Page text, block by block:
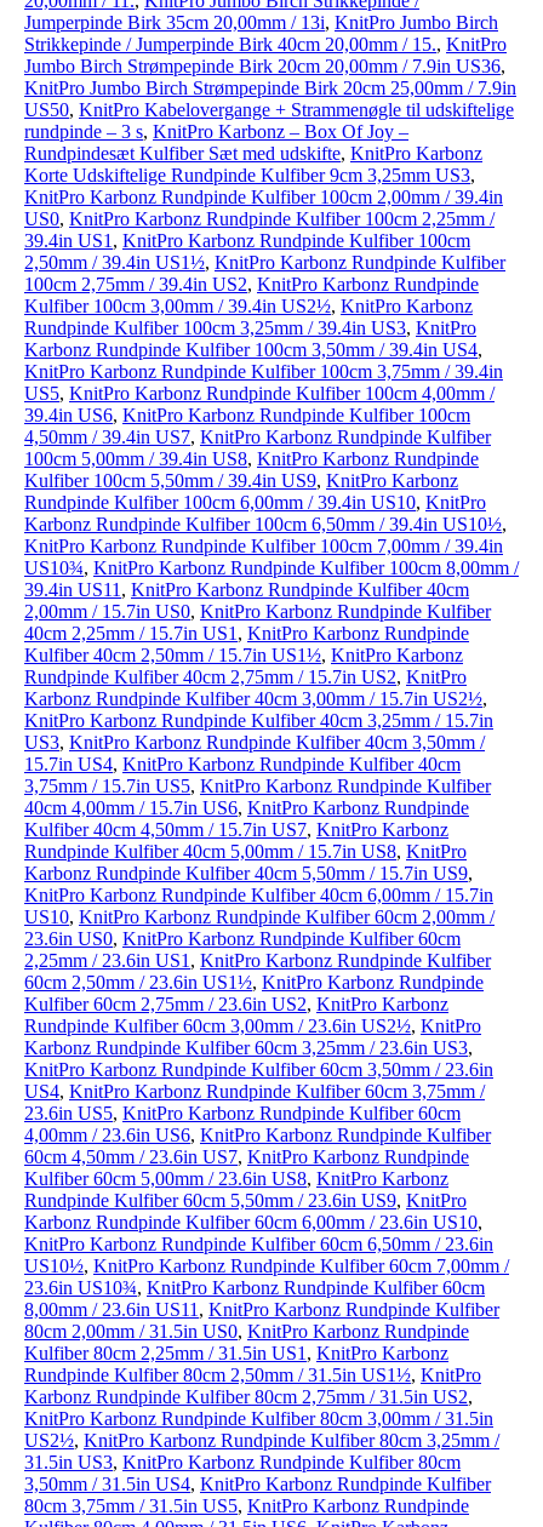
Jumperpinde Birk 35cm 20,00mm / 13i, KnitPro Jumbo Birch
Strikkepinde / Jumperpinde Birk 40cm 20,00mm / 15., KnitPro
Jumbo Birch Strømpepinde Birk 20cm 20,00mm / 7.9in US36,
KnitPro Jumbo Birch Strømpepinde Birk 20cm 25,00mm / 7.9in
US50, KnitPro Kabelovergange + Strammenøgle til udskiftelige
rundpinde – 3 s, KnitPro Karbonz – Box Of Joy –
Rundpindesæt Kulfiber Sæt med udskifte, KnitPro Karbonz
Korte Udskiftelige Rundpinde Kulfiber 9cm 3,25mm US3,
KnitPro Karbonz Rundpinde Kulfiber 100cm 2,00mm / 39.4in
US0, KnitPro Karbonz Rundpinde Kulfiber 100cm 2,25mm /
39.4in US1 , KnitPro Karbonz Rundpinde Kulfiber 100cm
2,50mm / 39.4in US1½, KnitPro Karbonz Rundpinde Kulfiber
100cm 2,75mm / 39.4in US2, KnitPro Karbonz Rundpinde
Kulfiber 100cm 3,00mm / 39.4in US2½, KnitPro Karbonz
Rundpinde Kulfiber 100cm 3,25mm / 39.4in US3, KnitPro
Karbonz Rundpinde Kulfiber 100cm 3,50mm / 39.4in US4,
KnitPro Karbonz Rundpinde Kulfiber 100cm 3,75mm / 39.4in
US5, KnitPro Karbonz Rundpinde Kulfiber 100cm 4,00mm /
39.4in US6, KnitPro Karbonz Rundpinde Kulfiber 100cm
4,50mm / 39.4in US7, KnitPro Karbonz Rundpinde Kulfiber
100cm 5,00mm / 39.4in US8, KnitPro Karbonz Rundpinde
Kulfiber 100cm 5,50mm / 39.4in US9, KnitPro Karbonz
Rundpinde Kulfiber 100cm 6,00mm / 39.4in US10, KnitPro
Karbonz Rundpinde Kulfiber 100cm 6,50mm / 39.4in US10½,
KnitPro Karbonz Rundpinde Kulfiber 100cm 7,00mm / 39.4in
US10¾, KnitPro Karbonz Rundpinde Kulfiber 100cm 8,00mm /
39.4in US11 , KnitPro Karbonz Rundpinde Kulfiber 40cm
2,00mm / 15.7in US0, KnitPro Karbonz Rundpinde Kulfiber
40cm 2,25mm / 15.7in US1 , KnitPro Karbonz Rundpinde
Kulfiber 40cm 2,50mm / 15.7in US1½, KnitPro Karbonz
Rundpinde Kulfiber 40cm 2,75mm / 15.7in US2, KnitPro
Karbonz Rundpinde Kulfiber 40cm 3,00mm / 15.7in US2½,
KnitPro Karbonz Rundpinde Kulfiber 40cm 3,25mm / 15.7in
US3, KnitPro Karbonz Rundpinde Kulfiber 40cm 3,50mm /
15.7in US4, KnitPro Karbonz Rundpinde Kulfiber 40cm
3,75mm / 15.7in US5, KnitPro Karbonz Rundpinde Kulfiber
40cm 4,00mm / 15.7in US6, KnitPro Karbonz Rundpinde
Kulfiber 40cm 4,50mm / 15.7in US7, KnitPro Karbonz
Rundpinde Kulfiber 40cm 5,00mm / 15.7in US8, KnitPro
Karbonz Rundpinde Kulfiber 40cm 5,50mm / 15.7in US9,
KnitPro Karbonz Rundpinde Kulfiber 40cm 6,00mm / 15.7in
US10, KnitPro Karbonz Rundpinde Kulfiber 60cm 2,00mm /
23.6in US0, KnitPro Karbonz Rundpinde Kulfiber 60cm
2,25mm / 23.6in US1 , KnitPro Karbonz Rundpinde Kulfiber
60cm 2,50mm / 23.6in US1½, KnitPro Karbonz Rundpinde
Kulfiber 60cm 2,75mm / 23.6in US2, KnitPro Karbonz
Rundpinde Kulfiber 60cm 3,00mm / 23.6in US2½, KnitPro
Karbonz Rundpinde Kulfiber 60cm 3,25mm / 23.6in US3,
KnitPro Karbonz Rundpinde Kulfiber 60cm 3,50mm / 23.6in
US4, KnitPro Karbonz Rundpinde Kulfiber 60cm 3,75mm /
23.6in US5, KnitPro Karbonz Rundpinde Kulfiber 60cm
4,00mm / 23.6in US6, KnitPro Karbonz Rundpinde Kulfiber
60cm 4,50mm / 23.6in US7, KnitPro Karbonz Rundpinde
Kulfiber 60cm 5,00mm / 23.6in US8, KnitPro Karbonz
Rundpinde Kulfiber 60cm 5,50mm / 23.6in US9, KnitPro
Karbonz Rundpinde Kulfiber 60cm 6,00mm / 23.6in US10,
KnitPro Karbonz Rundpinde Kulfiber 60cm 6,50mm / 23.6in
US10½, KnitPro Karbonz Rundpinde Kulfiber 60cm 7,00mm /
23.6in US10¾, KnitPro Karbonz Rundpinde Kulfiber 60cm
8,00mm / 23.6in US11 , KnitPro Karbonz Rundpinde Kulfiber
80cm 2,00mm / 31.5in US0, KnitPro Karbonz Rundpinde
Kulfiber 80cm 2,25mm / 31.5in US1 , KnitPro Karbonz
Rundpinde Kulfiber 80cm 2,50mm / 31.5in US1½, KnitPro
Karbonz Rundpinde Kulfiber 80cm 2,75mm / 31.5in US2,
KnitPro Karbonz Rundpinde Kulfiber 80cm 3,00mm / 31.5in
US2½, KnitPro Karbonz Rundpinde Kulfiber 80cm 3,25mm /
31.5in US3, KnitPro Karbonz Rundpinde Kulfiber 80cm
3,50mm / 31.5in US4, KnitPro Karbonz Rundpinde Kulfiber
80cm 3,75mm / 31.5in US5, KnitPro Karbonz Rundpinde